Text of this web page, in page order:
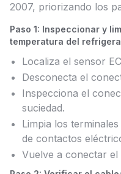
2007, priorizando los
Paso 1: Inspeccionar y
temperatura del
Localiza el sensor
Desconecta el
Inspecciona el
suciedad.
Limpia los
de contactos
Vuelve a conectar